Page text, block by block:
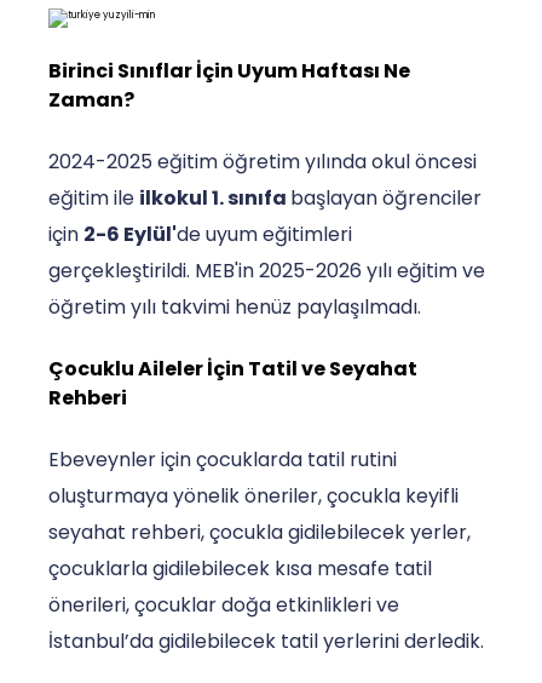
Birinci Sınıflar İçin Uyum Haftası Ne
Zaman?
2024-2025 eğitim öğretim yılında okul öncesi
eğitim ile ilkokul 1. sınıfa başlayan öğrenciler
için 2-6 Eylül'de uyum eğitimleri
gerçekleştirildi. MEB'in 2025-2026 yılı eğitim ve
öğretim yılı takvimi henüz paylaşılmadı.
Çocuklu Aileler İçin Tatil ve Seyahat
Rehberi
Ebeveynler için çocuklarda tatil rutini
oluşturmaya yönelik öneriler, çocukla keyifli
seyahat rehberi, çocukla gidilebilecek yerler,
çocuklarla gidilebilecek kısa mesafe tatil
önerileri, çocuklar doğa etkinlikleri ve
İstanbul’da gidilebilecek tatil yerlerini derledik.